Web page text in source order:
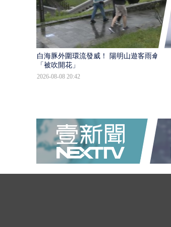
白海豚外圍環流發威！ 陽明山遊客雨傘
「被吹開花」
2026-08-08 20:42